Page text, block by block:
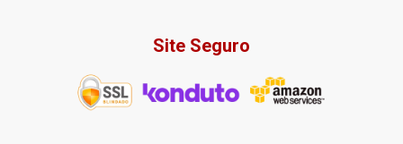
Site Seguro